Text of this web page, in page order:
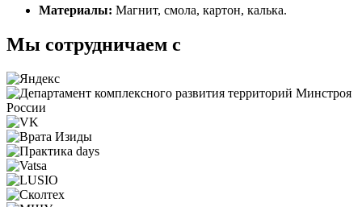
Материалы: Магнит, смола, картон, калька.
Мы сотрудничаем с